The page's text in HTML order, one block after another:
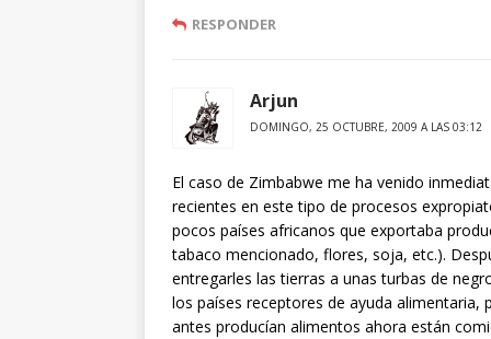
RESPONDER
Arjun
DOMINGO, 25 OCTUBRE, 2009 A LAS 03:12
El caso de Zimbabwe me ha venido
recientes en este tipo de procesos
pocos países africanos que exportaba
tabaco mencionado, flores, soja, etc.).
entregarles las tierras a unas turbas de
los países receptores de ayuda alimentaria,
antes producían alimentos ahora están